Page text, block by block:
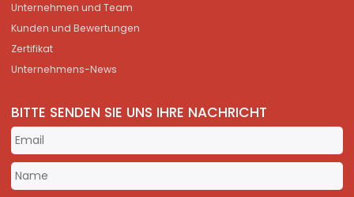
Unternehmen und Team
Kunden und Bewertungen
Zertifikat
Unternehmens-News
BITTE SENDEN SIE UNS IHRE NACHRICHT